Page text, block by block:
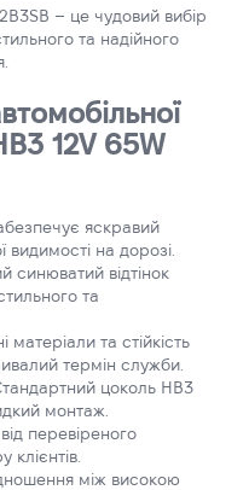
– це чудовий вибір
та надійного
12V 65W
яскравий
видимості на дорозі.
синюватий відтінок
та
матеріали та стійкість
термін служби.
цоколь HB3
монтаж.
перевіреного
між високою